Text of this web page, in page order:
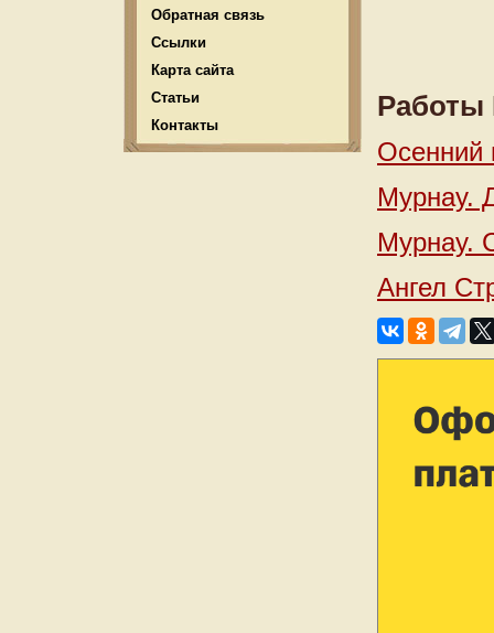
Обратная связь
Ссылки
Карта сайта
Статьи
Контакты
Работы
Осенний
Мурнау.
Мурнау.
Ангел